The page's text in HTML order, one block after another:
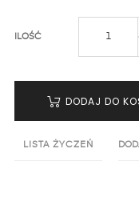
ILOŚĆ
DODAJ DO
LISTA ŻYCZEŃ